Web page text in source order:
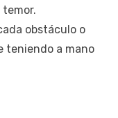
temor.
obstáculo o
teniendo a mano